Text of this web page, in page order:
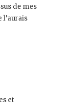
de mes
l’aurais
et